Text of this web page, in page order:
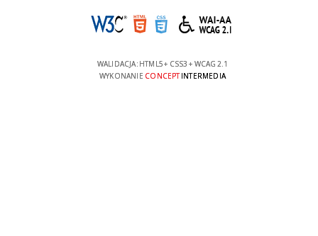
WALIDACJA: HTML5+ CSS3 + WCAG 2.1
WYKONANIE CONCEPTINTERMEDIA